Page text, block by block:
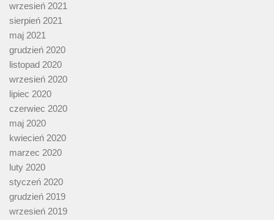
wrzesień 2021
sierpień 2021
maj 2021
grudzień 2020
listopad 2020
wrzesień 2020
lipiec 2020
czerwiec 2020
maj 2020
kwiecień 2020
marzec 2020
luty 2020
styczeń 2020
grudzień 2019
wrzesień 2019